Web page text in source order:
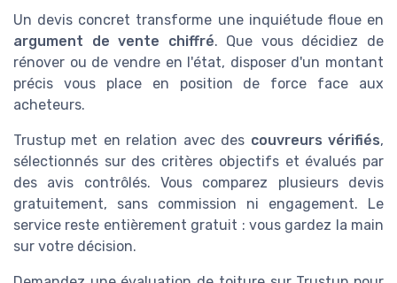
Un devis concret transforme une inquiétude floue en
argument de vente chiffré. Que vous décidiez de
rénover ou de vendre en l'état, disposer d'un montant
précis vous place en position de force face aux
acheteurs.
Trustup met en relation avec des couvreurs vérifiés,
sélectionnés sur des critères objectifs et évalués par
des avis contrôlés. Vous comparez plusieurs devis
gratuitement, sans commission ni engagement. Le
service reste entièrement gratuit : vous gardez la main
sur votre décision.